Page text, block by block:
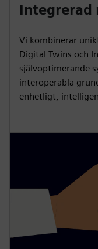
Integrerad
Vi kombinerar
Digital Twins och
självoptimerande
interoperabla
enhetligt,